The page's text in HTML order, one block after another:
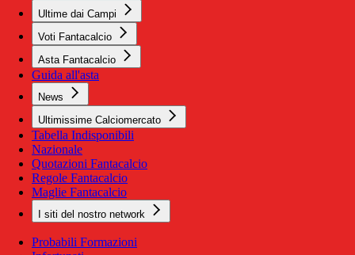
Ultime dai Campi
Voti Fantacalcio
Asta Fantacalcio
Guida all'asta
News
Ultimissime Calciomercato
Tabella Indisponibili
Nazionale
Quotazioni Fantacalcio
Regole Fantacalcio
Maglie Fantacalcio
I siti del nostro network
Probabili Formazioni